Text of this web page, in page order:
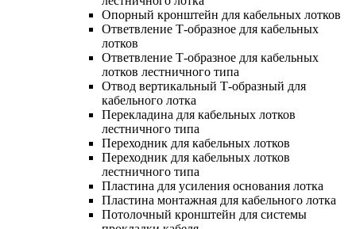
Опорный кронштейн для кабельных лотков
Ответвление Т-образное для кабельных
лотков
Ответвление Т-образное для кабельных
лотков лестничного типа
Отвод вертикальный Т-образный для
кабельного лотка
Перекладина для кабельных лотков
лестничного типа
Переходник для кабельных лотков
Переходник для кабельных лотков
лестничного типа
Пластина для усиления основания лотка
Пластина монтажная для кабельного лотка
Потолочный кронштейн для системы